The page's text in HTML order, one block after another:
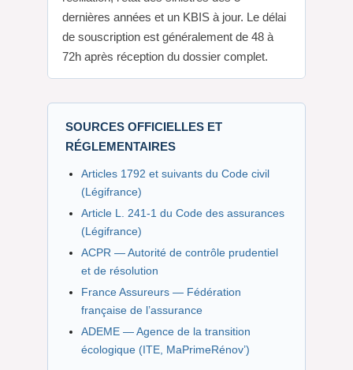
dernières années et un KBIS à jour. Le délai
de souscription est généralement de 48 à
72h après réception du dossier complet.
SOURCES OFFICIELLES ET
RÉGLEMENTAIRES
Articles 1792 et suivants du Code civil
(Légifrance)
Article L. 241-1 du Code des assurances
(Légifrance)
ACPR — Autorité de contrôle prudentiel
et de résolution
France Assureurs — Fédération
française de l’assurance
ADEME — Agence de la transition
écologique (ITE, MaPrimeRénov’)